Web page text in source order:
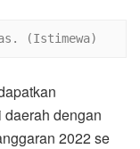
(Istimewa)
dengan
2022 se